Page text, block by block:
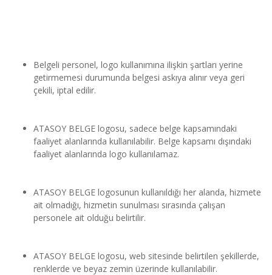
Belgeli personel, logo kullanımına ilişkin şartları yerine
getirmemesi durumunda belgesi askıya alınır veya geri
çekili, iptal edilir.
ATASOY BELGE logosu, sadece belge kapsamındaki
faaliyet alanlarında kullanılabilir. Belge kapsamı dışındaki
faaliyet alanlarında logo kullanılamaz.
ATASOY BELGE logosunun kullanıldığı her alanda, hizmete
ait olmadığı, hizmetin sunulması sırasında çalışan
personele ait olduğu belirtilir.
ATASOY BELGE logosu, web sitesinde belirtilen şekillerde,
renklerde ve beyaz zemin üzerinde kullanılabilir.